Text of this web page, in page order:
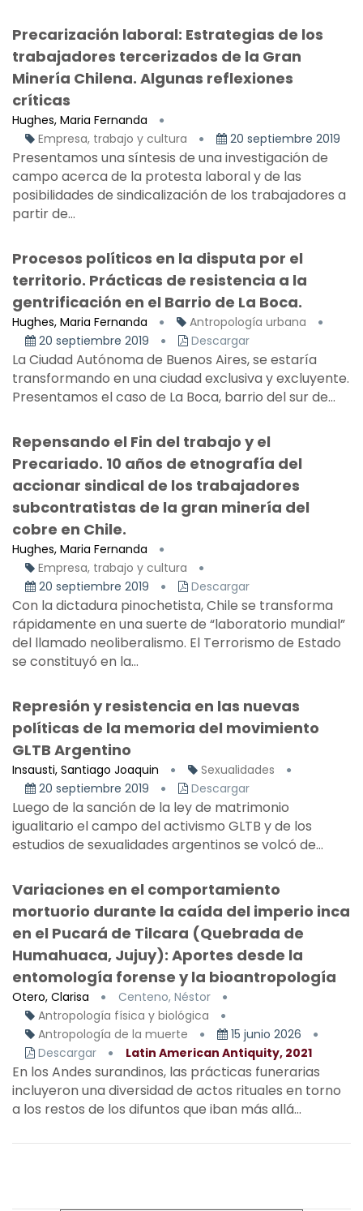
Precarización laboral: Estrategias de los
trabajadores tercerizados de la Gran
Minería Chilena. Algunas reflexiones
críticas
Hughes, Maria Fernanda
Empresa, trabajo y cultura
20 septiembre 2019
Presentamos una síntesis de una investigación de
campo acerca de la protesta laboral y de las
posibilidades de sindicalización de los trabajadores a
partir de...
Procesos políticos en la disputa por el
territorio. Prácticas de resistencia a la
gentrificación en el Barrio de La Boca.
Hughes, Maria Fernanda
Antropología urbana
20 septiembre 2019
Descargar
La Ciudad Autónoma de Buenos Aires, se estaría
transformando en una ciudad exclusiva y excluyente.
Presentamos el caso de La Boca, barrio del sur de...
Repensando el Fin del trabajo y el
Precariado. 10 años de etnografía del
accionar sindical de los trabajadores
subcontratistas de la gran minería del
cobre en Chile.
Hughes, Maria Fernanda
Empresa, trabajo y cultura
20 septiembre 2019
Descargar
Con la dictadura pinochetista, Chile se transforma
rápidamente en una suerte de “laboratorio mundial”
del llamado neoliberalismo. El Terrorismo de Estado
se constituyó en la...
Represión y resistencia en las nuevas
políticas de la memoria del movimiento
GLTB Argentino
Insausti, Santiago Joaquin
Sexualidades
20 septiembre 2019
Descargar
Luego de la sanción de la ley de matrimonio
igualitario el campo del activismo GLTB y de los
estudios de sexualidades argentinos se volcó de...
Variaciones en el comportamiento
mortuorio durante la caída del imperio inca
en el Pucará de Tilcara (Quebrada de
Humahuaca, Jujuy): Aportes desde la
entomología forense y la bioantropología
Otero, Clarisa
Centeno, Néstor
Antropología física y biológica
Antropología de la muerte
15 junio 2026
Descargar
Latin American Antiquity, 2021
En los Andes surandinos, las prácticas funerarias
incluyeron una diversidad de actos rituales en torno
a los restos de los difuntos que iban más allá...